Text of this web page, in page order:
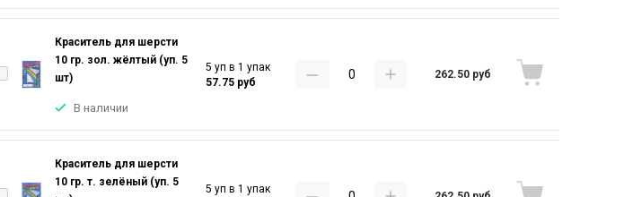
Краситель для шерсти
10 гр. зол. жёлтый (уп. 5
шт)
В наличии
5 уп в 1 упак
57.75 руб
262.50 руб
Краситель для шерсти
10 гр. т. зелёный (уп. 5
5 уп в 1 упак